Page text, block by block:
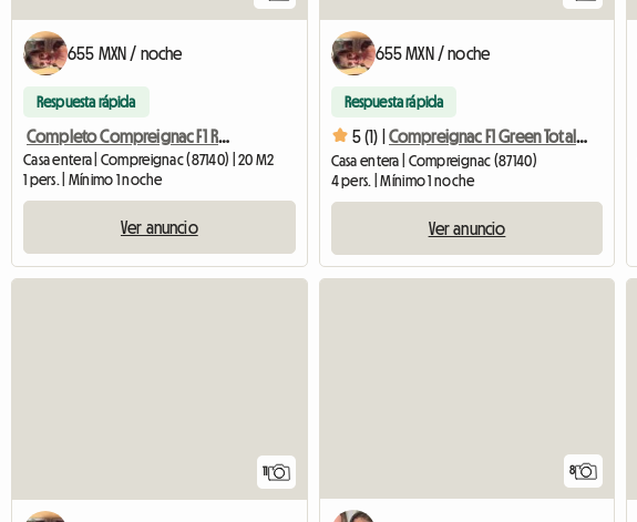
655 MXN / noche
Respuesta rápida
Completo Compreignac F1 Rojo Y Naranja Amueblado Equipado Vue Para
Casa entera | Compreignac (87140) | 20 M2
1 pers. | Mínimo 1 noche
Ver anuncio
655 MXN / noche
Respuesta rápida
5 (1) | Compreignac F1 Green Totalmente Amueblado Equipado Vista Sobre El Bosque
Casa entera | Compreignac (87140)
4 pers. | Mínimo 1 noche
Ver anuncio
11 8